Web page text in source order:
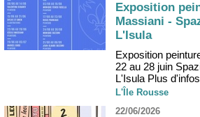
Exposition
Massiani -
L'Isula
Exposition
22 au 28 juin
L'Isula Plus
L'Île Rousse
22/06/2026